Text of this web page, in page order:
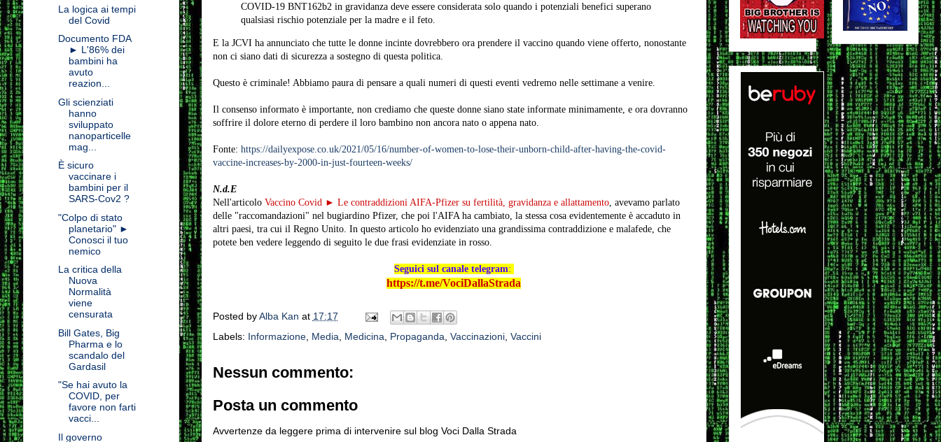
COVID-19 BNT162b2 in gravidanza deve essere considerata solo quando i potenziali benefici superano
qualsiasi rischio potenziale per la madre e il feto.
E la JCVI ha annunciato che tutte le donne incinte dovrebbero ora prendere il vaccino quando viene offerto, nonostante
non ci siano dati di sicurezza a sostegno di questa politica.
Questo è criminale! Abbiamo paura di pensare a quali numeri di questi eventi vedremo nelle settimane a venire.
Il consenso informato è importante, non crediamo che queste donne siano state informate minimamente, e ora dovranno
soffrire il dolore eterno di perdere il loro bambino non ancora nato o appena nato.
Fonte: https://dailyexpose.co.uk/2021/05/16/number-of-women-to-lose-their-unborn-child-after-having-the-covid-
vaccine-increases-by-2000-in-just-fourteen-weeks/
N.d.E
Nell'articolo Vaccino Covid ► Le contraddizioni AIFA-Pfizer su fertilità, gravidanza e allattamento, avevamo parlato
delle "raccomandazioni" nel bugiardino Pfizer, che poi l'AIFA ha cambiato, la stessa cosa evidentemente è accaduto in
altri paesi, tra cui il Regno Unito. In questo articolo ho evidenziato una grandissima contraddizione e malafede, che
potete ben vedere leggendo di seguito le due frasi evidenziate in rosso.
Seguici sul canale telegram:
https://t.me/VociDallaStrada
Posted byAlba Kan at 17:17
Labels: Informazione, Media, Medicina, Propaganda, Vaccinazioni, Vaccini
Nessun commento:
Posta un commento
Avvertenze da leggere prima di intervenire sul blog Voci Dalla Strada
La logica ai tempi
del Covid
Documento FDA
► L'86% dei
bambini ha
avuto
reazion...
Gli scienziati
hanno
sviluppato
nanoparticelle
mag...
È sicuro
vaccinare i
bambini per il
SARS-Cov2 ?
"Colpo di stato
planetario" ►
Conosci il tuo
nemico
La critica della
Nuova
Normalità
viene
censurata
Bill Gates, Big
Pharma e lo
scandalo del
Gardasil
"Se hai avuto la
COVID, per
favore non farti
vacci...
Il governo